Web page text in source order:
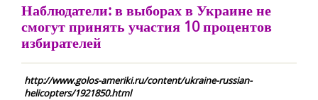
Наблюдатели: в выборах в Украине не
смогут принять участия 10 процентов
избирателей
http://www.golos-ameriki.ru/content/ukraine-russian-
helicopters/1921850.html